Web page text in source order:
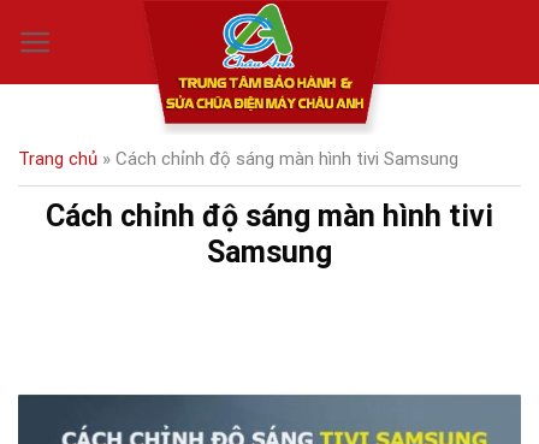
Trang chủ » Cách chỉnh độ sáng màn hình tivi Samsung
Cách chỉnh độ sáng màn hình tivi
Samsung